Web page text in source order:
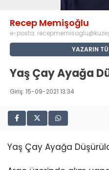
Recep Memişoğlu
e-posta:
YAZARIN
Yaş Çay Ayağa
Giriş: 15-09-2021 13:34
Yaş Çay Ayağa